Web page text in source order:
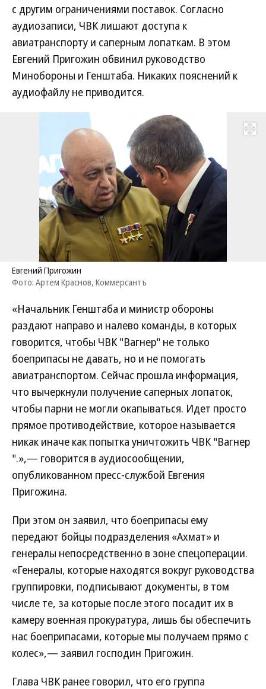
с другим ограничениями поставок. Согласно
аудиозаписи, ЧВК лишают доступа к
авиатранспорту и саперным лопаткам. В этом
Евгений Пригожин обвинил руководство
Минобороны и Генштаба. Никаких пояснений к
аудиофайлу не приводится.
Развернуть
Евгений Пригожин
Фото: Артем Краснов, Коммерсантъ
«Начальник Генштаба и министр обороны
раздают направо и налево команды, в которых
говорится, чтобы ЧВК "Вагнер" не только
боеприпасы не давать, но и не помогать
авиатранспортом. Сейчас прошла информация,
что вычеркнули получение саперных лопаток,
чтобы парни не могли окапываться. Идет просто
прямое противодействие, которое называется
никак иначе как попытка уничтожить ЧВК "Вагнер
".»,— говорится в аудиосообщении,
опубликованном пресс-службой Евгения
Пригожина.
При этом он заявил, что боеприпасы ему
передают бойцы подразделения «Ахмат» и
генералы непосредственно в зоне спецоперации.
«Генералы, которые находятся вокруг руководства
группировки, подписывают документы, в том
числе те, за которые после этого посадит их в
камеру военная прокуратура, лишь бы обеспечить
нас боеприпасами, которые мы получаем прямо с
колес»,— заявил господин Пригожин.
Глава ЧВК ранее говорил, что его группа